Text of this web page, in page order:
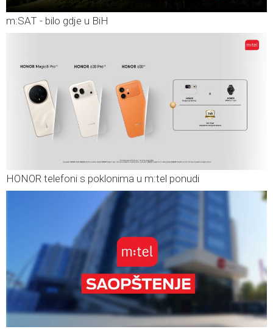
m:SAT - bilo gdje u BiH
HONOR telefoni s poklonima u m:tel ponudi